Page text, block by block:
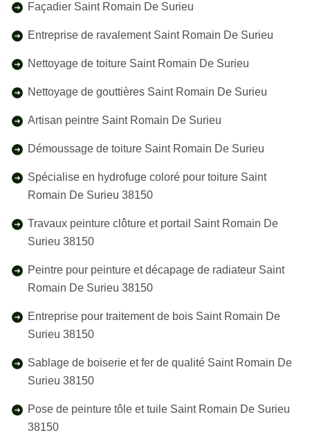
Façadier Saint Romain De Surieu
Entreprise de ravalement Saint Romain De Surieu
Nettoyage de toiture Saint Romain De Surieu
Nettoyage de gouttières Saint Romain De Surieu
Artisan peintre Saint Romain De Surieu
Démoussage de toiture Saint Romain De Surieu
Spécialise en hydrofuge coloré pour toiture Saint
Romain De Surieu 38150
Travaux peinture clôture et portail Saint Romain De
Surieu 38150
Peintre pour peinture et décapage de radiateur Saint
Romain De Surieu 38150
Entreprise pour traitement de bois Saint Romain De
Surieu 38150
Sablage de boiserie et fer de qualité Saint Romain De
Surieu 38150
Pose de peinture tôle et tuile Saint Romain De Surieu
38150